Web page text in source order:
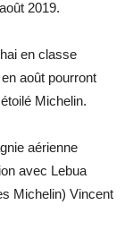
2019.
en classe
août pourront
Michelin.
aérienne
avec Lebua
Michelin) Vincent